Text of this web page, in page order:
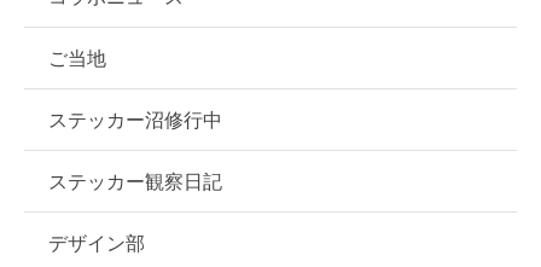
ご当地
ステッカー沼修行中
ステッカー観察日記
デザイン部